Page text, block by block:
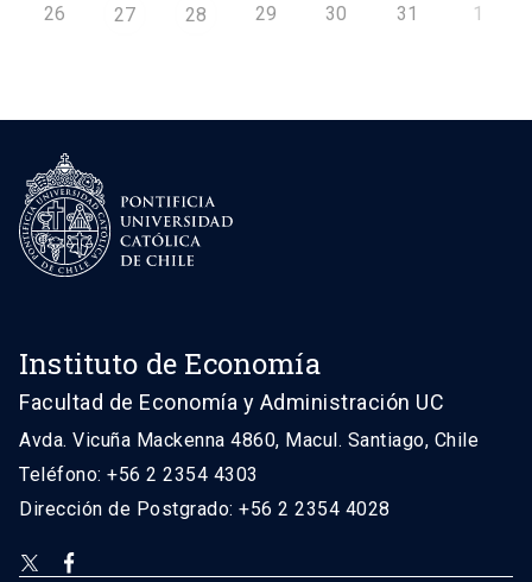
26 27 28 29 30 31 1
Instituto de Economía
Facultad de Economía y Administración UC
Avda. Vicuña Mackenna 4860, Macul. Santiago, Chile
Teléfono: +56 2 2354 4303
Dirección de Postgrado: +56 2 2354 4028